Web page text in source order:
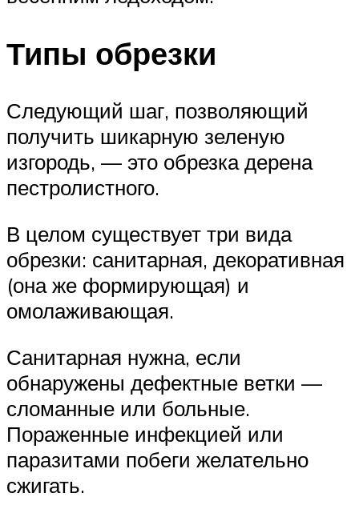
Типы обрезки
Следующий шаг, позволяющий
получить шикарную зеленую
изгородь, — это обрезка дерена
пестролистного.
В целом существует три вида
обрезки: санитарная, декоративная
(она же формирующая) и
омолаживающая.
Санитарная нужна, если
обнаружены дефектные ветки —
сломанные или больные.
Пораженные инфекцией или
паразитами побеги желательно
сжигать.